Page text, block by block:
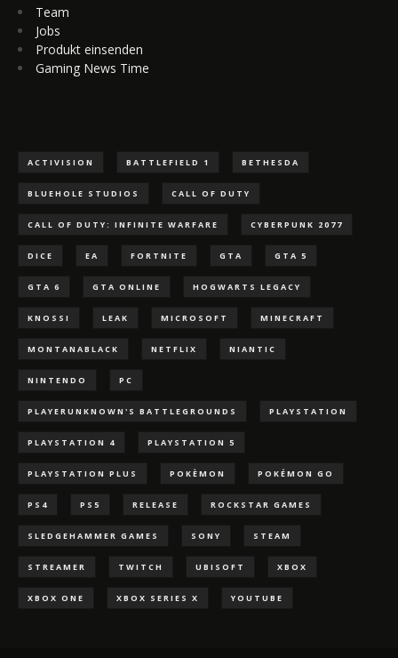
Team
Jobs
Produkt einsenden
Gaming News Time
ACTIVISION BATTLEFIELD 1 BETHESDA
BLUEHOLE STUDIOS CALL OF DUTY
CALL OF DUTY: INFINITE WARFARE CYBERPUNK 2077
DICE EA FORTNITE GTA GTA 5
GTA 6 GTA ONLINE HOGWARTS LEGACY
KNOSSI LEAK MICROSOFT MINECRAFT
MONTANABLACK NETFLIX NIANTIC
NINTENDO PC
PLAYERUNKNOWN'S BATTLEGROUNDS PLAYSTATION
PLAYSTATION 4 PLAYSTATION 5
PLAYSTATION PLUS POKÈMON POKÉMON GO
PS4 PS5 RELEASE ROCKSTAR GAMES
SLEDGEHAMMER GAMES SONY STEAM
STREAMER TWITCH UBISOFT XBOX
XBOX ONE XBOX SERIES X YOUTUBE